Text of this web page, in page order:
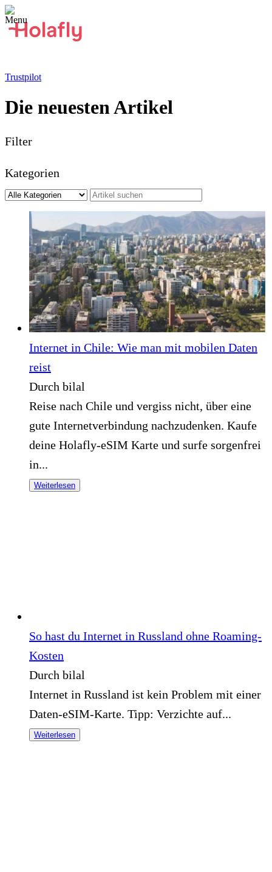
Trustpilot
Die neuesten Artikel
Filter
Kategorien
Internet in Chile: Wie man mit mobilen Daten
reist
Durch bilal
Reise nach Chile und vergiss nicht, über eine
gute Internetverbindung nachzudenken. Kaufe
deine Holafly-eSIM Karte und surfe sorgenfrei
in...
Weiterlesen
So hast du Internet in Russland ohne Roaming-
Kosten
Durch bilal
Internet in Russland ist kein Problem mit einer
Daten-eSIM-Karte. Tipp: Verzichte auf...
Weiterlesen